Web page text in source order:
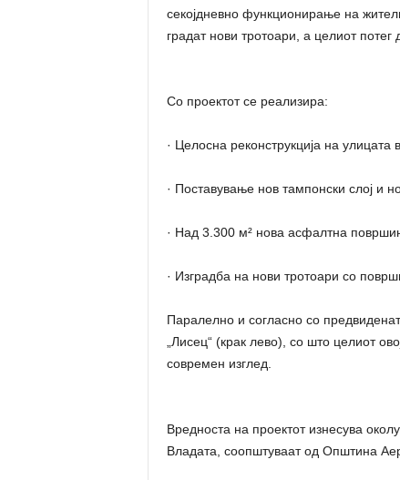
секојдневно функционирање на
градат нови тротоари, а целиот
Со проектот се реализира:
· Целосна реконструкција на
· Поставување нов тампонски слој и
· Над 3.300 м² нова асфалтна
· Изградба на нови тротоари со
Паралелно и согласно со
„Лисец“ (крак лево), со што целиот
современ изглед.
Вредноста на проектот изнесува
Владата, соопштуваат од Општина